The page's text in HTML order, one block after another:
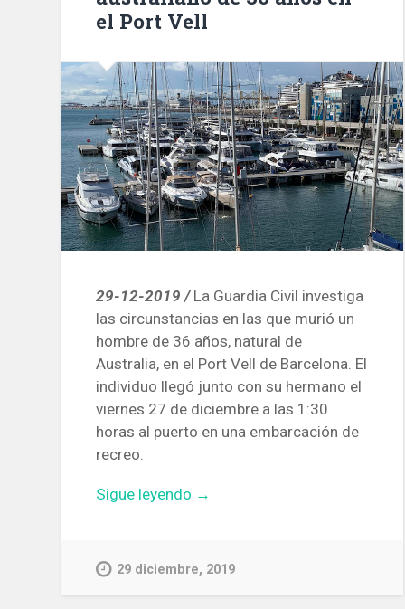
el Port Vell
29-12-2019 /La Guardia Civil investiga
las circunstancias en las que murió un
hombre de 36 años, natural de
Australia, en el Port Vell de Barcelona. El
individuo llegó junto con su hermano el
viernes 27 de diciembre a las 1:30
horas al puerto en una embarcación de
recreo.
Sigue leyendo «La
investiga
→
29 diciembre, 2019